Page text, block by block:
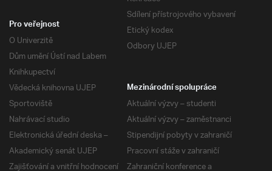
Sdílení přístrojového vybavení
Etický kodex
Odbory UJEP
Pro veřejnost
O Univerzitě
Dům umění Ústí nad Labem
Knihkupectví
Vědecká knihovna UJEP
Sportoviště
Nahrávací studio
Elektronická úřední deska –
Akademický senát UJEP
Zajišťování a vnitřní hodnocení
Mezinárodní spolupráce
Aktuální výzvy – studenti
Aktuální výzvy – zaměstnanci
Stipendijní pobyty v zahraničí
Pracovní stáže v zahraničí
Zahraniční konference a